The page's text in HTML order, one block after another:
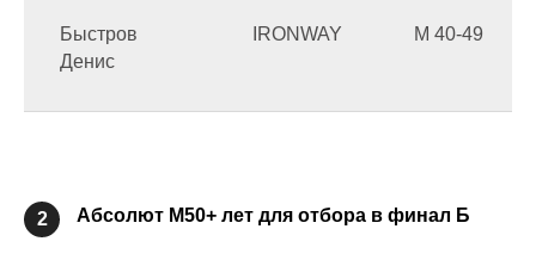
Быстров
Денис
IRONWAY М 40-49
2 Абсолют М50+ лет для отбора в финал Б